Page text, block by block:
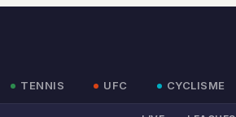
TENNIS UFC CYCLISME